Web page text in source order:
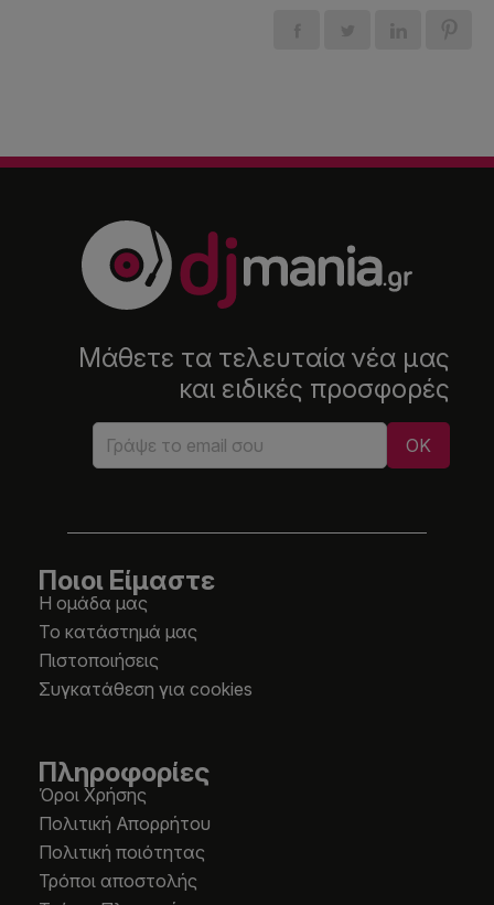
Μάθετε τα τελευταία νέα μας
και ειδικές προσφορές
Ποιοι Είμαστε
Η ομάδα μας
Το κατάστημά μας
Πιστοποιήσεις
Συγκατάθεση για cookies
Πληροφορίες
Όροι Χρήσης
Πολιτική Απορρήτου
Πολιτική ποιότητας
Τρόποι αποστολής